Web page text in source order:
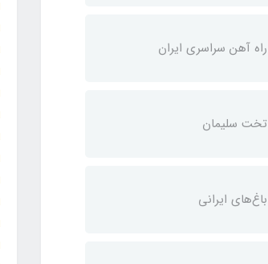
راه آهن سراسری ایران
تخت سلیمان
باغ‌های ایرانی